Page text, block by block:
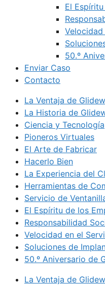
El
50.º
Enviar Caso
Contacto
La Ventaja de
La Historia de
Ciencia y Tecnología
Pioneros Virtuales
El Arte de Fabricar
Hacerlo Bien
La Experiencia del
Herramientas de
Servicio de
El Espíritu de los
Responsabilidad
Velocidad en el
Soluciones de
50.º Aniversario de
La Ventaja de